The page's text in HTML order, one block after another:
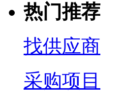
热门推荐
找供应商
采购项目